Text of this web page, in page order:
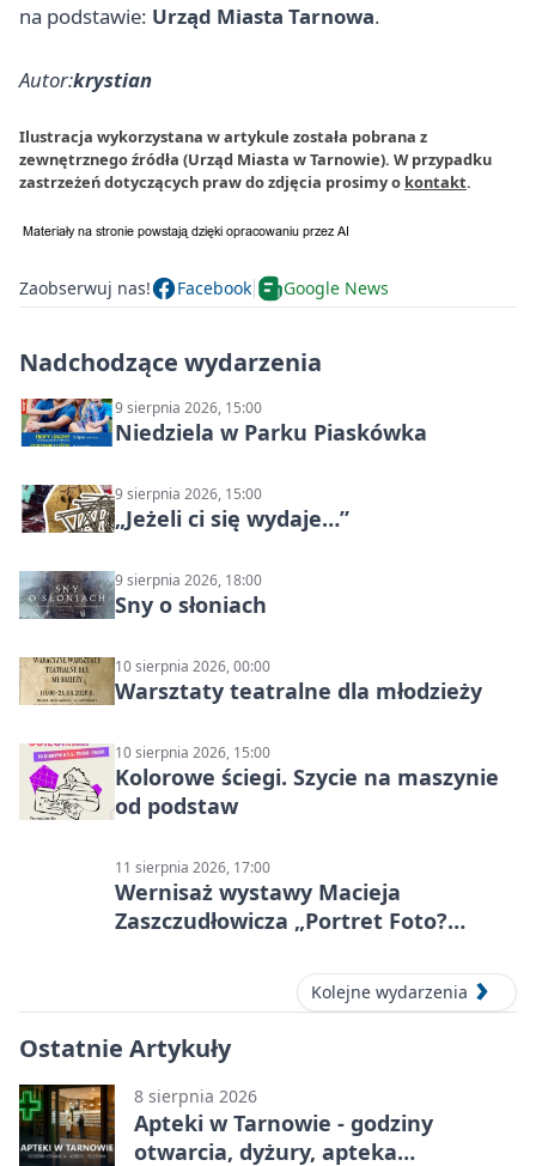
na podstawie: Urząd Miasta Tarnowa.
Autor:krystian
Ilustracja wykorzystana w artykule została pobrana z
zewnętrznego źródła (Urząd Miasta w Tarnowie). W przypadku
zastrzeżeń dotyczących praw do zdjęcia prosimy o kontakt.
Zaobserwuj nas! Facebook Google News
Nadchodzące wydarzenia
9 sierpnia 2026, 15:00
Niedziela w Parku Piaskówka
9 sierpnia 2026, 15:00
„Jeżeli ci się wydaje…”
9 sierpnia 2026, 18:00
Sny o słoniach
10 sierpnia 2026, 00:00
Warsztaty teatralne dla młodzieży
10 sierpnia 2026, 15:00
Kolorowe ściegi. Szycie na maszynie
od podstaw
11 sierpnia 2026, 17:00
Wernisaż wystawy Macieja
Zaszczudłowicza „Portret Foto?
Kolejne wydarzenia
Ostatnie Artykuły
8 sierpnia 2026
Apteki w Tarnowie - godziny
otwarcia, dyżury, apteka